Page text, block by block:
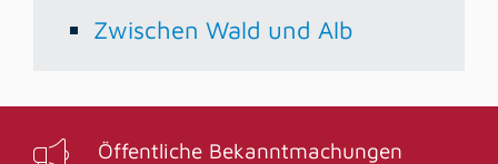
Zwischen Wald und Alb
Öffentliche Bekanntmachungen